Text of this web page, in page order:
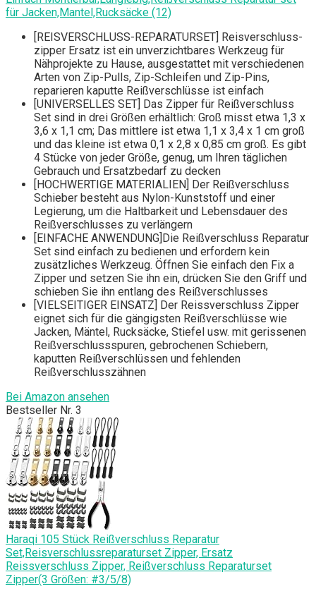
für Jacken,Mantel,Rucksäcke (12)
[REISVERSCHLUSS-REPARATURSET] Reisverschluss-
zipper Ersatz ist ein unverzichtbares Werkzeug für
Nähprojekte zu Hause, ausgestattet mit verschiedenen
Arten von Zip-Pulls, Zip-Schleifen und Zip-Pins,
reparieren kaputte Reißverschlüsse ist einfach
[UNIVERSELLES SET] Das Zipper für Reißverschluss
Set sind in drei Größen erhältlich: Groß misst etwa 1,3 x
3,6 x 1,1 cm; Das mittlere ist etwa 1,1 x 3,4 x 1 cm groß
und das kleine ist etwa 0,1 x 2,8 x 0,85 cm groß. Es gibt
4 Stücke von jeder Größe, genug, um Ihren täglichen
Gebrauch und Ersatzbedarf zu decken
[HOCHWERTIGE MATERIALIEN] Der Reißverschluss
Schieber besteht aus Nylon-Kunststoff und einer
Legierung, um die Haltbarkeit und Lebensdauer des
Reißverschlusses zu verlängern
[EINFACHE ANWENDUNG]Die Reißverschluss Reparatur
Set sind einfach zu bedienen und erfordern kein
zusätzliches Werkzeug. Öffnen Sie einfach den Fix a
Zipper und setzen Sie ihn ein, drücken Sie den Griff und
schieben Sie ihn entlang des Reißverschlusses
[VIELSEITIGER EINSATZ] Der Reissverschluss Zipper
eignet sich für die gängigsten Reißverschlüsse wie
Jacken, Mäntel, Rucksäcke, Stiefel usw. mit gerissenen
Reißverschlussspuren, gebrochenen Schiebern,
kaputten Reißverschlüssen und fehlenden
Reißverschlusszähnen
Bei Amazon ansehen
Bestseller Nr. 3
Haraqi 105 Stück Reißverschluss Reparatur
Set,Reisverschlussreparaturset Zipper, Ersatz
Reissverschluss Zipper, Reißverschluss Reparaturset
Zipper(3 Größen: #3/5/8)